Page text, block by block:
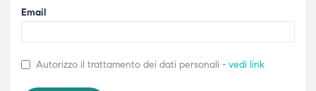
Email
Autorizzo il trattamento dei dati personali - vedi link